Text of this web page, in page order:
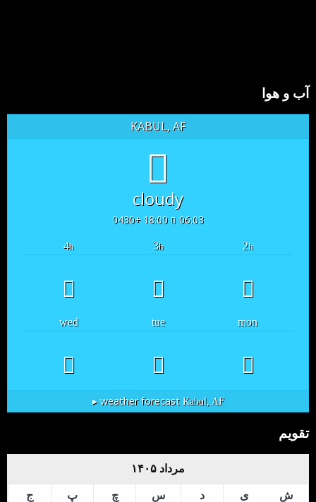
آب و هوا
KABUL, AF
cloudy
06:03
18:00 +0430
2h
3h
4h
mon
tue
wed
Kabul, AF
weather forecast ▸
تقویم
مرداد ۱۴۰۵
ش ی د س چ پ ج